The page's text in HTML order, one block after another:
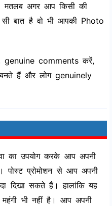
अगर आप किसी की
बात है वो भी आपकी Photo
genuine comments करें,
हैं और लोग genuinely
का उपयोग करके आप अपनी
पोस्ट प्रोमोशन से आप अपनी
दिखा सकते हैं। हालांकि यह
भी नहीं है। आप अपनी